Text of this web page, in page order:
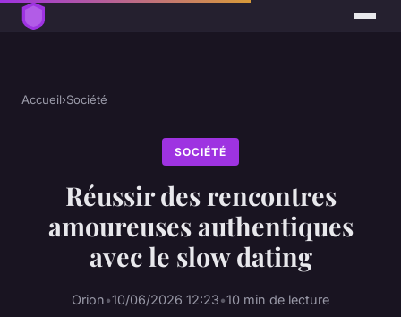
Accueil›Société
SOCIÉTÉ
Réussir des rencontres
amoureuses authentiques
avec le slow dating
Orion•10/06/2026 12:23•10 min de lecture